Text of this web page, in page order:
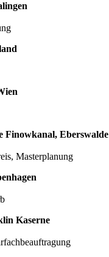
Finowkanal, Eberswalde
Masterplanung
Kaserne